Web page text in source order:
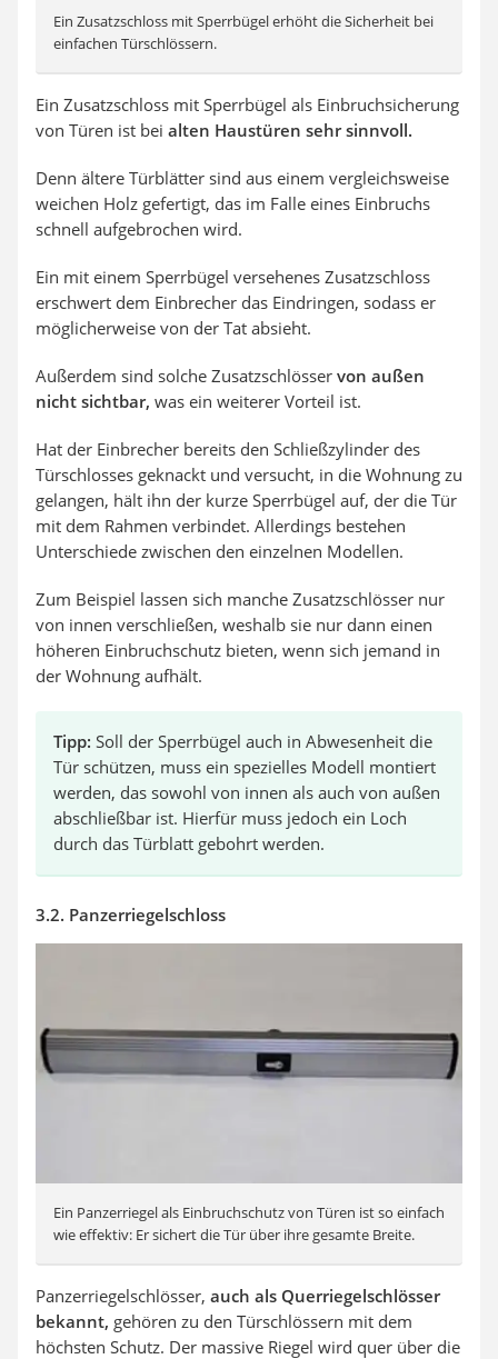
Ein Zusatzschloss mit Sperrbügel erhöht die Sicherheit bei
einfachen Türschlössern.
Ein Zusatzschloss mit Sperrbügel als Einbruchsicherung
von Türen ist bei alten Haustüren sehr sinnvoll.
Denn ältere Türblätter sind aus einem vergleichsweise
weichen Holz gefertigt, das im Falle eines Einbruchs
schnell aufgebrochen wird.
Ein mit einem Sperrbügel versehenes Zusatzschloss
erschwert dem Einbrecher das Eindringen, sodass er
möglicherweise von der Tat absieht.
Außerdem sind solche Zusatzschlösser von außen
nicht sichtbar, was ein weiterer Vorteil ist.
Hat der Einbrecher bereits den Schließzylinder des
Türschlosses geknackt und versucht, in die Wohnung zu
gelangen, hält ihn der kurze Sperrbügel auf, der die Tür
mit dem Rahmen verbindet. Allerdings bestehen
Unterschiede zwischen den einzelnen Modellen.
Zum Beispiel lassen sich manche Zusatzschlösser nur
von innen verschließen, weshalb sie nur dann einen
höheren Einbruchschutz bieten, wenn sich jemand in
der Wohnung aufhält.
Tipp: Soll der Sperrbügel auch in Abwesenheit die
Tür schützen, muss ein spezielles Modell montiert
werden, das sowohl von innen als auch von außen
abschließbar ist. Hierfür muss jedoch ein Loch
durch das Türblatt gebohrt werden.
3.2. Panzerriegelschloss
Ein Panzerriegel als Einbruchschutz von Türen ist so einfach
wie effektiv: Er sichert die Tür über ihre gesamte Breite.
Panzerriegelschlösser, auch als Querriegelschlösser
bekannt, gehören zu den Türschlössern mit dem
höchsten Schutz. Der massive Riegel wird quer über die